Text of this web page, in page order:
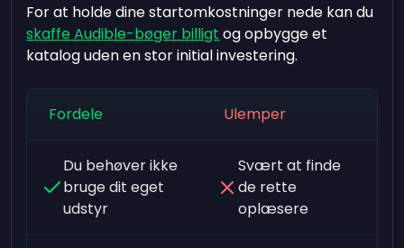
For at holde dine startomkostninger nede kan du
skaffe Audible-bøger billigt og opbygge et
katalog uden en stor initial investering.
Fordele Ulemper
Du behøver ikke
bruge dit eget
udstyr
Svært at finde
de rette
oplæsere